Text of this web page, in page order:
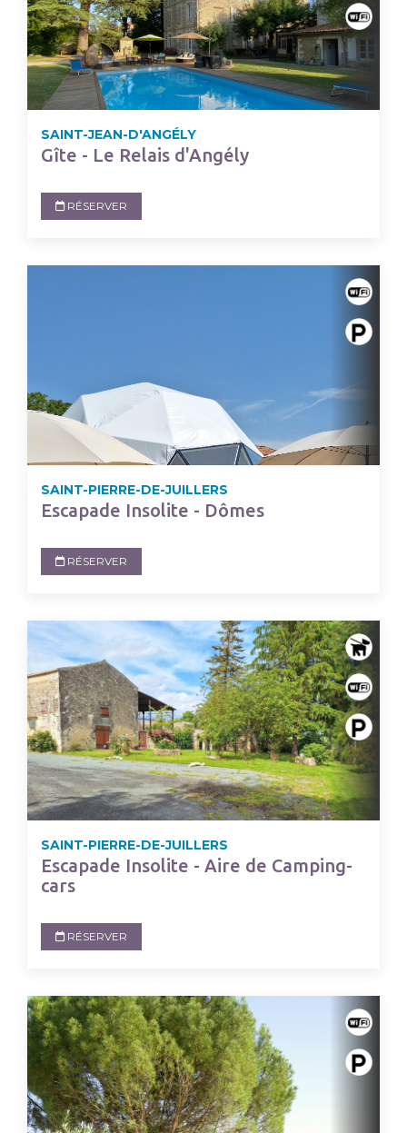
SAINT-JEAN-D'ANGÉLY
Gîte - Le Relais d'Angély
RÉSERVER
SAINT-PIERRE-DE-JUILLERS
Escapade Insolite - Dômes
RÉSERVER
SAINT-PIERRE-DE-JUILLERS
Escapade Insolite - Aire de Camping-
cars
RÉSERVER